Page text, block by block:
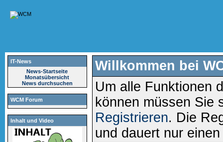
IT-News
News-Startseite
Monatsübersicht
News durchsuchen
WCM Forum
Inhalt und Video
Willkommen bei
Um alle Funktionen
können müssen Sie
Registrieren. Die
und dauert nur